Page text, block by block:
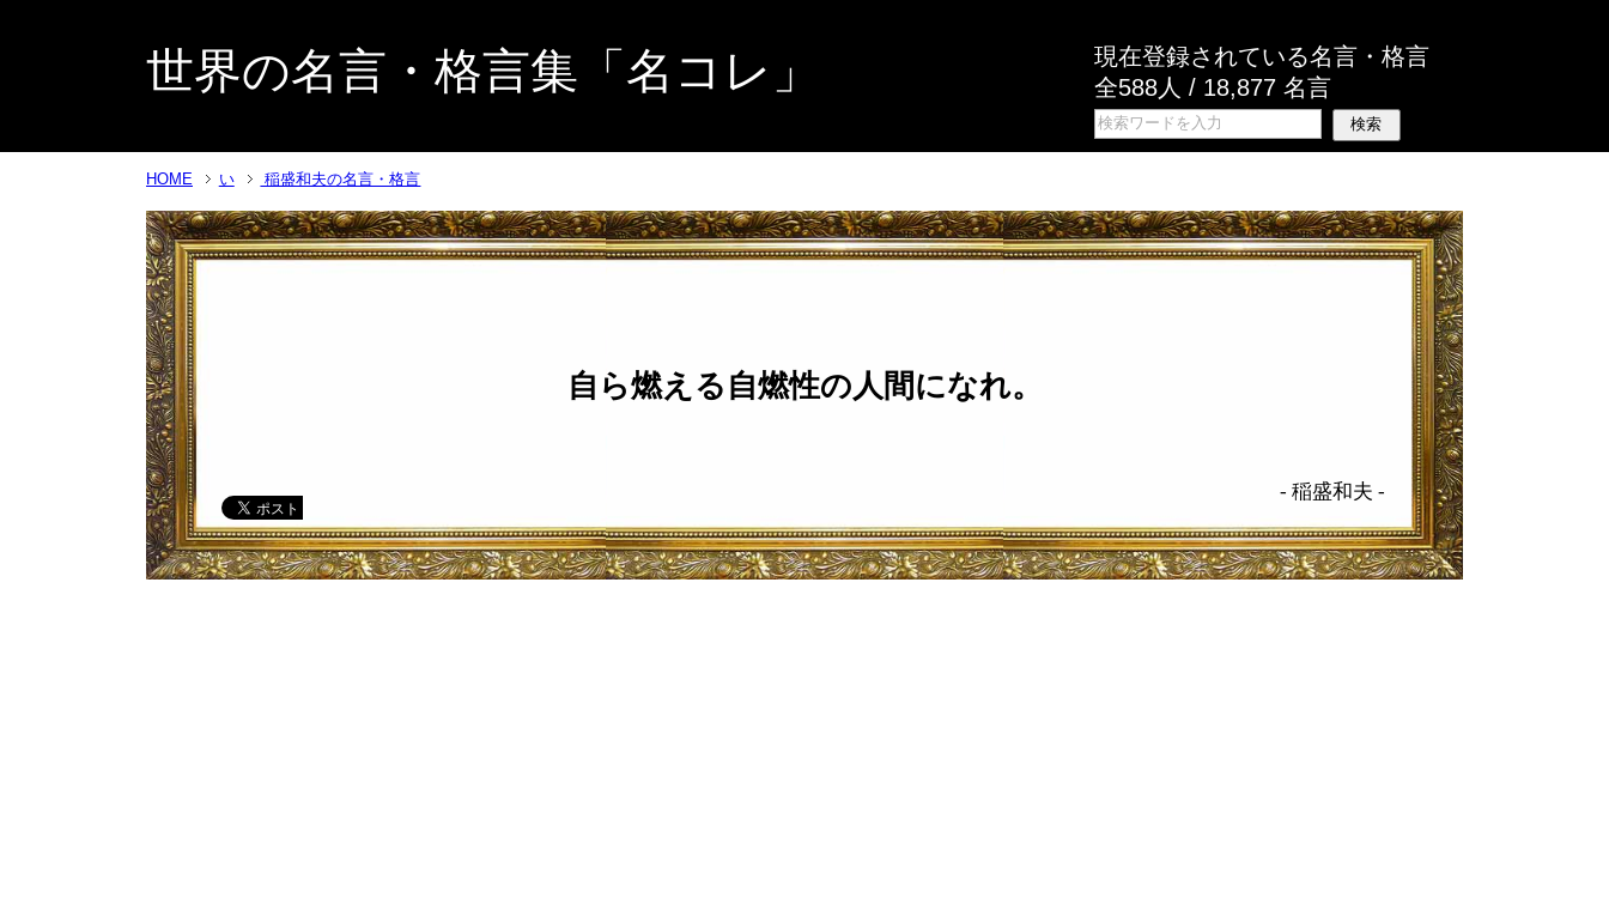
世界の名言・格言集「名コレ」
現在登録されている名言・格言
全588人 / 18,877 名言
HOME い 稲盛和夫の名言・格言
自ら燃える自燃性の人間になれ。
- 稲盛和夫 -